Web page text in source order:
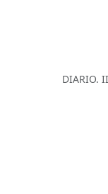
DIARIO.